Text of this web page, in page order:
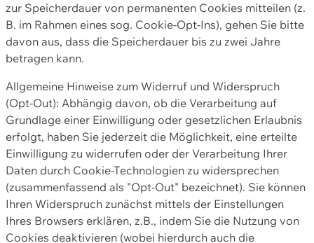
zur Speicherdauer von permanenten Cookies mitteilen (z.
B. im Rahmen eines sog. Cookie-Opt-Ins), gehen Sie bitte
davon aus, dass die Speicherdauer bis zu zwei Jahre
betragen kann.
Allgemeine Hinweise zum Widerruf und Widerspruch
(Opt-Out): Abhängig davon, ob die Verarbeitung auf
Grundlage einer Einwilligung oder gesetzlichen Erlaubnis
erfolgt, haben Sie jederzeit die Möglichkeit, eine erteilte
Einwilligung zu widerrufen oder der Verarbeitung Ihrer
Daten durch Cookie-Technologien zu widersprechen
(zusammenfassend als "Opt-Out" bezeichnet). Sie können
Ihren Widerspruch zunächst mittels der Einstellungen
Ihres Browsers erklären, z.B., indem Sie die Nutzung von
Cookies deaktivieren (wobei hierdurch auch die